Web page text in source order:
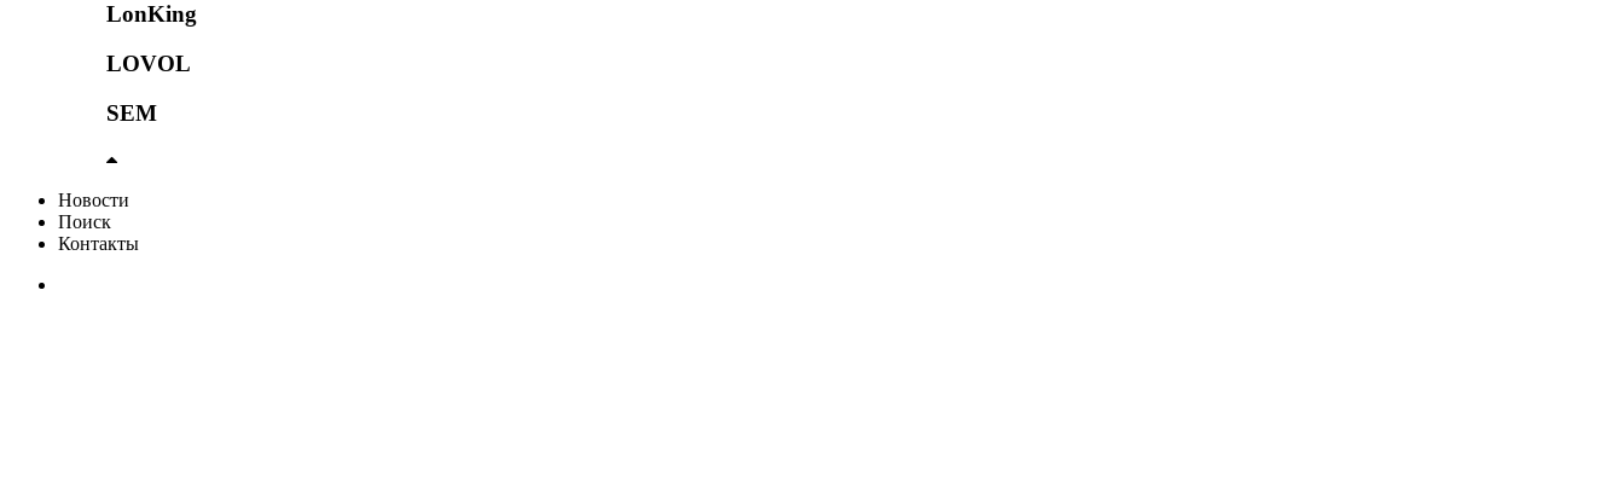
LonKing
LOVOL
SEM
Новости
Поиск
Контакты